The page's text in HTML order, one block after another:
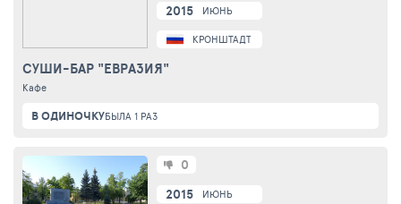
2015 ИЮНЬ
КРОНШТАДТ
СУШИ-БАР "ЕВРАЗИЯ"
Кафе
В ОДИНОЧКУБЫЛА 1 РАЗ
2015 ИЮНЬ
0